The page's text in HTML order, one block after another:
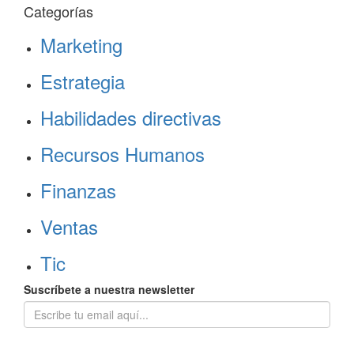
Categorías
Marketing
Estrategia
Habilidades directivas
Recursos Humanos
Finanzas
Ventas
Tic
Suscríbete a nuestra newsletter